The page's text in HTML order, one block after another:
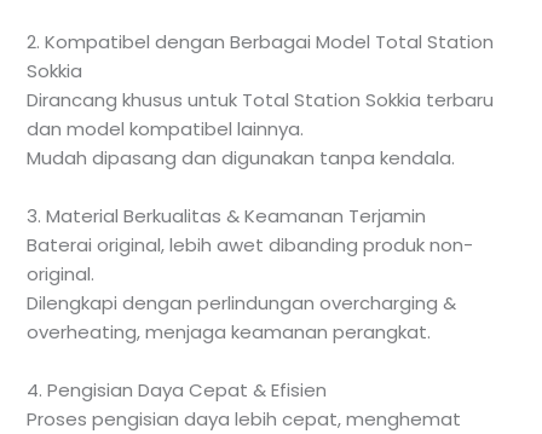
2. Kompatibel dengan Berbagai Model Total Station
Sokkia
Dirancang khusus untuk Total Station Sokkia terbaru
dan model kompatibel lainnya.
Mudah dipasang dan digunakan tanpa kendala.
3. Material Berkualitas & Keamanan Terjamin
Baterai original, lebih awet dibanding produk non-
original.
Dilengkapi dengan perlindungan overcharging &
overheating, menjaga keamanan perangkat.
4. Pengisian Daya Cepat & Efisien
Proses pengisian daya lebih cepat, menghemat